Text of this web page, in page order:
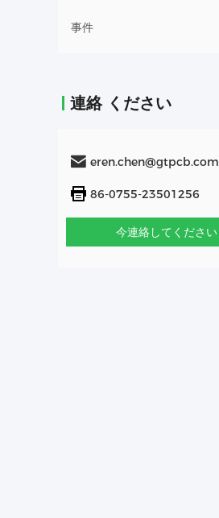
事件
連絡 ください
eren.chen@gtpcb.com
86-0755-23501256
今連絡してください